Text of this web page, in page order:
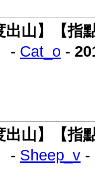
出山】【指
- Cat_o -
出山】【指
- Sheep_v -